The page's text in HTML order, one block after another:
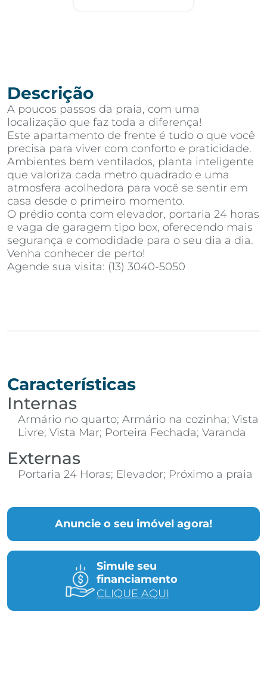
Descrição
A poucos passos da praia, com uma
localização que faz toda a diferença!
Este apartamento de frente é tudo o que você
precisa para viver com conforto e praticidade.
Ambientes bem ventilados, planta inteligente
que valoriza cada metro quadrado e uma
atmosfera acolhedora para você se sentir em
casa desde o primeiro momento.
O prédio conta com elevador, portaria 24 horas
e vaga de garagem tipo box, oferecendo mais
segurança e comodidade para o seu dia a dia.
Venha conhecer de perto!
Agende sua visita: (13) 3040-5050
Anuncie o seu imóvel agora!
Simule seu
financiamento
CLIQUE AQUI
Características
Internas
Armário no quarto; Armário na cozinha; Vista
Livre; Vista Mar; Porteira Fechada; Varanda
Externas
Portaria 24 Horas; Elevador; Próximo a praia